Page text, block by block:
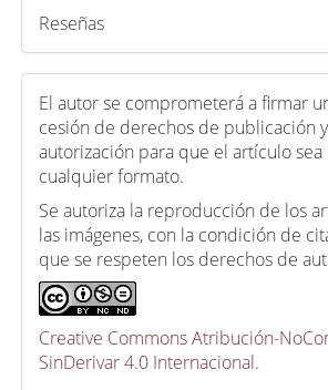
Reseñas
El autor se comprometerá a firmar
cesión de derechos de publicación
autorización para que el artículo
cualquier formato.
Se autoriza la reproducción de los
las imágenes, con la condición de
que se respeten los derechos de
Creative Commons Atribución-
SinDerivar 4.0 Internacional.